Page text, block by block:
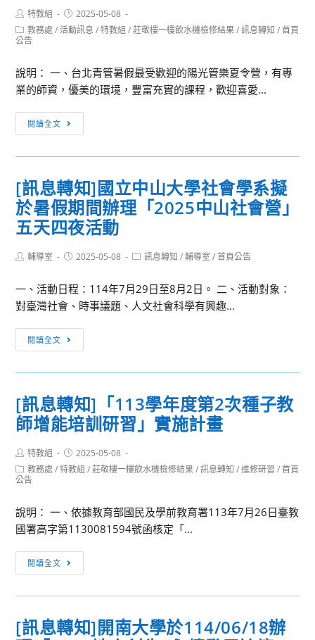
–
夏
學
辦
「2025
元
智
大
學
省
理
工
學
院
作
課
Camp）」
全
語
科
與
文
體
驗
Post
author:
特教組
Post
published:
2025-05-08
Post
category:
教務處 / 活動訊息 / 特教組 / 莊敬樓一樓飲水機檢修結果 / 訊息轉知 / 首頁
公告
說明： 一、台北青管暑假最受歡迎的陽光管樂夏令營，有專
業的師資，優美的環境，豐富充實的課程，歡迎喜愛...
閱讀全文
息
轉
「第
17
屆
台
北
年
管
光
樂
夏
營」
[訊息轉知]國立中山大學社會學系擬
於暑假期間辦理「2025中山社會營」
五天四夜活動
Post輔導室
Post2025-05-08
Post訊息轉知 / 輔導室 / 首頁公告
一、活動日程：114年7月29日至8月2日。 二、活動對象：
對臺灣社會、時事議題、人文社會科學有興趣...
閱讀全文
息
轉
國
立
山
大
社
會
系
擬
假
[訊息轉知]「113學年度第2次種子教
師增能培訓研習」實施計畫
Post
author:
特教組
Post
published:
2025-05-08
Post
category:
教務處 / 特教組 / 莊敬樓一樓飲水機檢修結果 / 訊息轉知 / 進修研習 / 首頁
公告
說明： 一、依據教育部國民及學前教育署113年7月26日臺教
國署高字第1130081594號函核定「...
閱讀全文
息
轉
「113
[訊息轉知]開南大學於114/06/18辦